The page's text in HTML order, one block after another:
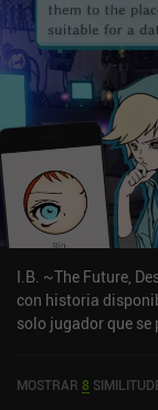
abandono y la
Nuestros
constantes
un fuerte vínculo
presenciar.OPUS:
primer capítulo, con
juego completo.
opcionales, como
que sirve para
Dado que todos
moliendo, ninguno
esperes que el
gustan las historias
dale una
I.B. ~The Future,
con historia
solo jugador que se
MOSTRAR 8